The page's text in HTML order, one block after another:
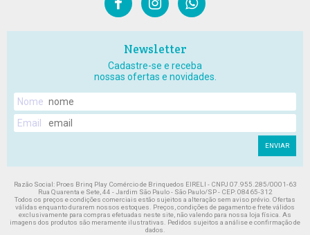
Newsletter
Cadastre-se e receba
nossas ofertas e novidades.
Nome
Email
ENVIAR
Razão Social: Proes Brinq Play Comércio de Brinquedos EIRELI - CNPJ 07.955.285/0001-63
Rua Quarenta e Sete, 44 - Jardim São Paulo - São Paulo/SP - CEP: 08465-312
Todos os preços e condições comerciais estão sujeitos a alteração sem aviso prévio. Ofertas
válidas enquanto durarem nossos estoques. Preços, condições de pagamento e frete válidos
exclusivamente para compras efetuadas neste site, não valendo para nossa loja física. As
imagens dos produtos são meramente ilustrativas. Pedidos sujeitos a análise e confirmação de
dados.